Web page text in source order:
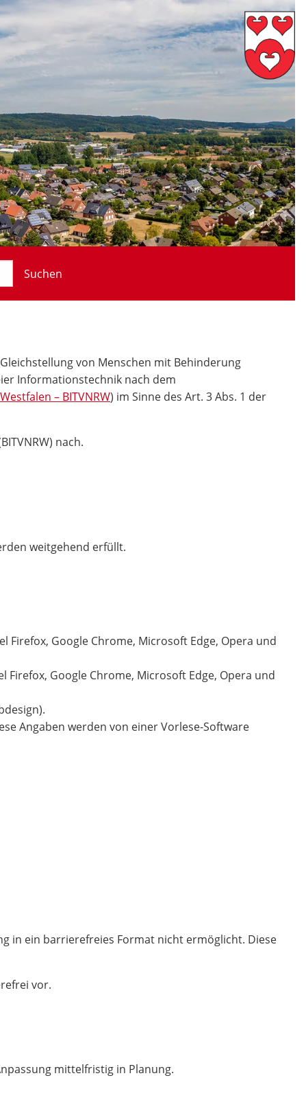
Suchen
von Menschen mit Behinderung
Informationstechnik nach dem
– BITVNRW) im Sinne des Art. 3 Abs. 1 der
nach.
weitgehend erfüllt.
Google Chrome, Microsoft Edge, Opera und
Google Chrome, Microsoft Edge, Opera und
Angaben werden von einer Vorlese-Software
in ein barrierefreies Format nicht ermöglicht. Diese
vor.
mittelfristig in Planung.